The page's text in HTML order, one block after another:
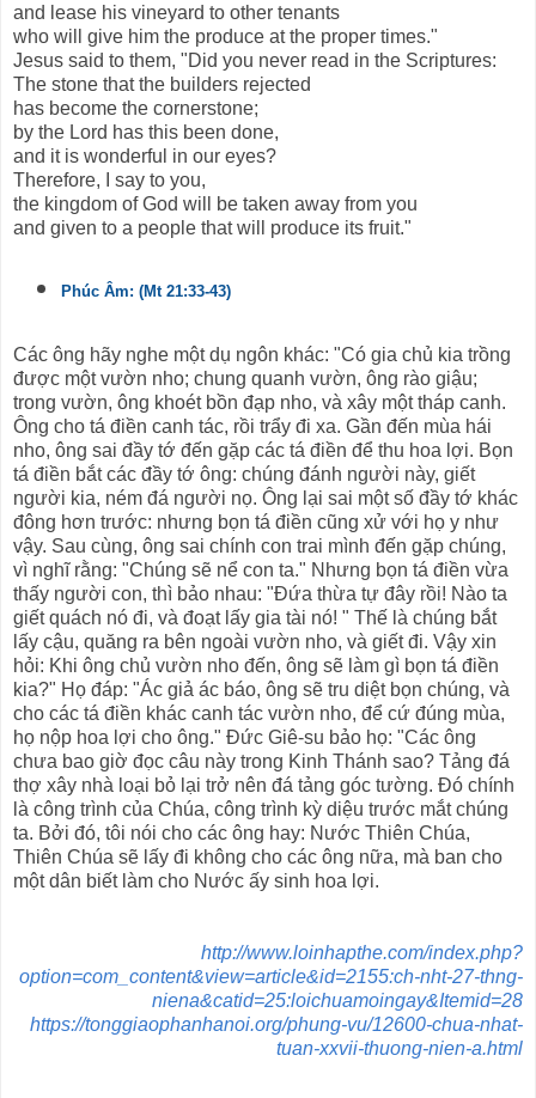
and lease his vineyard to other tenants
who will give him the produce at the proper times."
Jesus said to them, "Did you never read in the Scriptures:
The stone that the builders rejected
has become the cornerstone;
by the Lord has this been done,
and it is wonderful in our eyes?
Therefore, I say to you,
the kingdom of God will be taken away from you
and given to a people that will produce its fruit."
Phúc Âm: (Mt 21:33-43)
Các ông hãy nghe một dụ ngôn khác: "Có gia chủ kia trồng
được một vườn nho; chung quanh vườn, ông rào giậu;
trong vườn, ông khoét bồn đạp nho, và xây một tháp canh.
Ông cho tá điền canh tác, rồi trẩy đi xa. Gần đến mùa hái
nho, ông sai đầy tớ đến gặp các tá điền để thu hoa lợi. Bọn
tá điền bắt các đầy tớ ông: chúng đánh người này, giết
người kia, ném đá người nọ. Ông lại sai một số đầy tớ khác
đông hơn trước: nhưng bọn tá điền cũng xử với họ y như
vậy. Sau cùng, ông sai chính con trai mình đến gặp chúng,
vì nghĩ rằng: "Chúng sẽ nể con ta." Nhưng bọn tá điền vừa
thấy người con, thì bảo nhau: "Đứa thừa tự đây rồi! Nào ta
giết quách nó đi, và đoạt lấy gia tài nó! " Thế là chúng bắt
lấy cậu, quăng ra bên ngoài vườn nho, và giết đi. Vậy xin
hỏi: Khi ông chủ vườn nho đến, ông sẽ làm gì bọn tá điền
kia?" Họ đáp: "Ác giả ác báo, ông sẽ tru diệt bọn chúng, và
cho các tá điền khác canh tác vườn nho, để cứ đúng mùa,
họ nộp hoa lợi cho ông." Đức Giê-su bảo họ: "Các ông
chưa bao giờ đọc câu này trong Kinh Thánh sao? Tảng đá
thợ xây nhà loại bỏ lại trở nên đá tảng góc tường. Đó chính
là công trình của Chúa, công trình kỳ diệu trước mắt chúng
ta. Bởi đó, tôi nói cho các ông hay: Nước Thiên Chúa,
Thiên Chúa sẽ lấy đi không cho các ông nữa, mà ban cho
một dân biết làm cho Nước ấy sinh hoa lợi.
http://www.loinhapthe.com/index.php?
option=com_content&view=article&id=2155:ch-nht-27-thng-
niena&catid=25:loichuamoingay&Itemid=28
https://tonggiaophanhanoi.org/phung-vu/12600-chua-nhat-
tuan-xxvii-thuong-nien-a.html